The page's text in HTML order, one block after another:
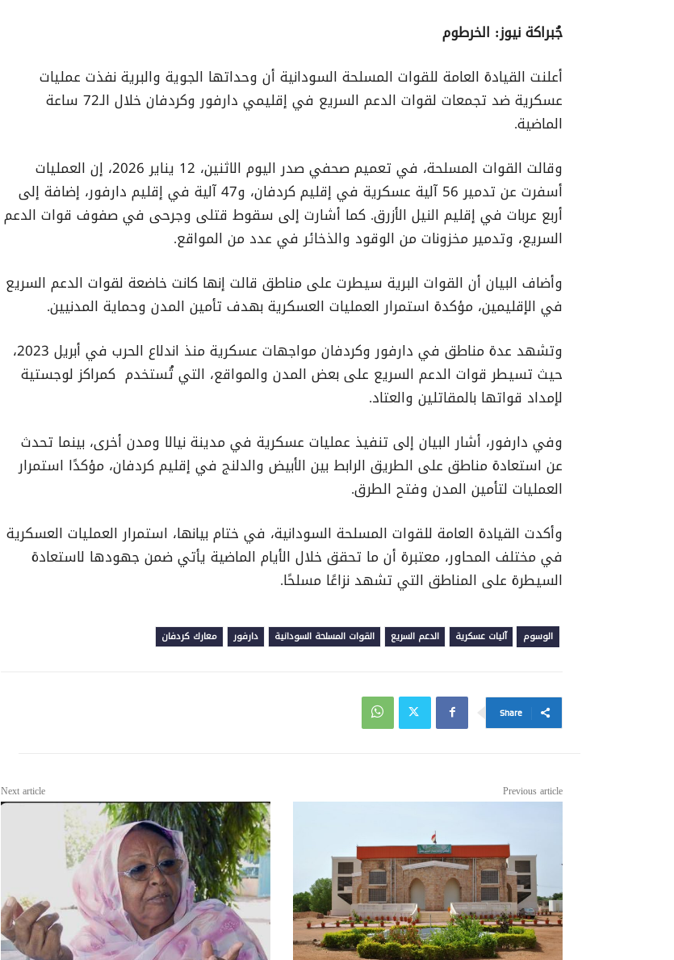
جُبراكة نيوز: الخرطوم
أعلنت القيادة العامة للقوات المسلحة السودانية أن وحداتها الجوية والبرية نفذت عمليات
عسكرية ضد تجمعات لقوات الدعم السريع في إقليمي دارفور وكردفان خلال الـ72 ساعة
الماضية.
وقالت القوات المسلحة، في تعميم صحفي صدر اليوم الاثنين، 12 يناير 2026، إن العمليات
أسفرت عن تدمير 56 آلية عسكرية في إقليم كردفان، و47 آلية في إقليم دارفور، إضافة إلى
أربع عربات في إقليم النيل الأزرق. كما أشارت إلى سقوط قتلى وجرحى في صفوف قوات الدعم
السريع، وتدمير مخزونات من الوقود والذخائر في عدد من المواقع.
وأضاف البيان أن القوات البرية سيطرت على مناطق قالت إنها كانت خاضعة لقوات الدعم السريع
في الإقليمين، مؤكدة استمرار العمليات العسكرية بهدف تأمين المدن وحماية المدنيين.
وتشهد عدة مناطق في دارفور وكردفان مواجهات عسكرية منذ اندلاع الحرب في أبريل 2023،
حيث تسيطر قوات الدعم السريع على بعض المدن والمواقع، التي تُستخدم كمراكز لوجستية
لإمداد قواتها بالمقاتلين والعتاد.
وفي دارفور، أشار البيان إلى تنفيذ عمليات عسكرية في مدينة نيالا ومدن أخرى، بينما تحدث
عن استعادة مناطق على الطريق الرابط بين الأبيض والدلنج في إقليم كردفان، مؤكدًا استمرار
العمليات لتأمين المدن وفتح الطرق.
وأكدت القيادة العامة للقوات المسلحة السودانية، في ختام بيانها، استمرار العمليات العسكرية
في مختلف المحاور، معتبرة أن ما تحقق خلال الأيام الماضية يأتي ضمن جهودها لاستعادة
السيطرة على المناطق التي تشهد نزاعًا مسلحًا.
الوسوم آليات عسكرية الدعم السريع القوات المسلحة السودانية دارفور معارك كردفان
Share
Previous article
Next article